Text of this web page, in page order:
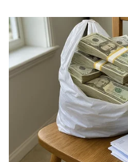
Doanh nghiệp 24h
Doanh nhân
Vì cộng đồng